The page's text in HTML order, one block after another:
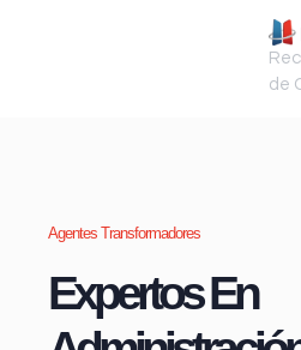
de
Agentes Transformadores
Expertos En